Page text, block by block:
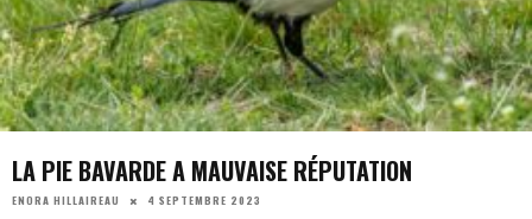
LA PIE BAVARDE A MAUVAISE RÉPUTATION
ENORA HILLAIREAU 4 SEPTEMBRE 2023